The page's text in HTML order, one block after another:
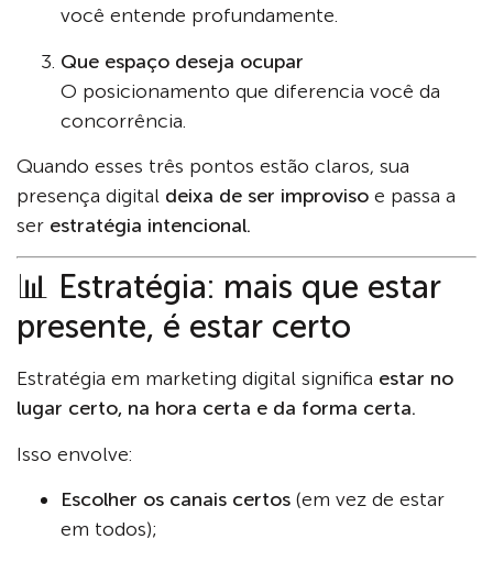
você entende profundamente.
Que espaço deseja ocupar
O posicionamento que diferencia você da
concorrência.
Quando esses três pontos estão claros, sua
presença digital deixa de ser improviso e passa a
ser estratégia intencional.
📊 Estratégia: mais que estar
presente, é estar certo
Estratégia em marketing digital significa estar no
lugar certo, na hora certa e da forma certa.
Isso envolve:
Escolher os canais certos (em vez de estar
em todos);